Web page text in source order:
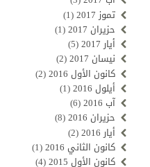
تموز 2017
(1)
حزيران 2017
(1)
أيار 2017
(5)
نيسان 2017
(2)
كانون الأول 2016
(2)
أيلول 2016
(1)
آب 2016
(6)
حزيران 2016
(8)
أيار 2016
(2)
كانون الثاني 2016
(1)
كانون الأول 2015
(4)